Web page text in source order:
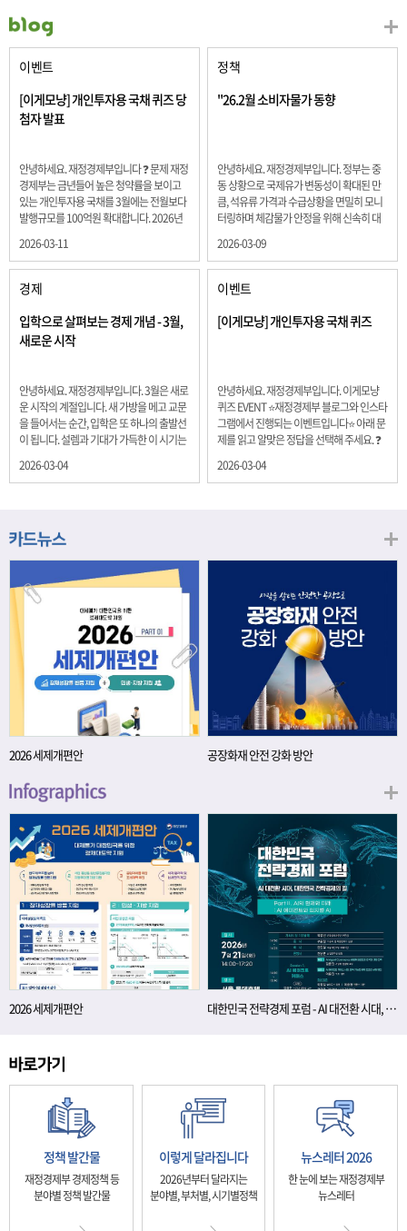
이벤트
[이게모냥] 개인투자용 국채 퀴즈 당
첨자 발표
안녕하세요. 재정경제부입니다 ❓ 문제 재정
경제부는 금년들어 높은 청약률을 보이고
있는 개인투자용 국채를 3월에는 전월보다
발행규모를 100억원 확대합니다. 2026년
5년물 600억원, 10년물 900억원, 20년물
300억원입니다. 그렇다면 3월 개인투자용
국채의 총 발행 예정 금액은 얼마일까요??
보기 ① 1,600억원 ② 1,700억원 ③ 1,800
억원 ④ 2,000억원 정답 : 1,800억원 참여해
주신 모든 분들 감사합니다! 당첨자분들에
게는 지난 이벤트 블로그 게시글에 비밀댓
전달드립니다.
2026-03-11
정책
"26.2월 소비자물가 동향
안녕하세요. 재정경제부입니다. 정부는 중
동 상황으로 국제유가 변동성이 확대된 만
큼, 석유류 가격과 수급상황을 면밀히 모니
터링하며 체감물가 안정을 위해 신속히 대
료품과 에너지를 제외하고 추세적 흐름을
보여주는 근원물가는 2.3% 상승 향후 지정
학적 요인, 기상여건 등 불확실성이 있는 만
큼, 정부는 체감물가 안정을 위해 총력을 다
할 계획입니다. 특히, 최근 중동 상황으로 국
제유가 변동성이 확대된 만큼, 석유류 가격･
다.
2026-03-09
경제
입학으로 살펴보는 경제 개념 - 3월,
새로운 시작
안녕하세요. 재정경제부입니다. 3월은 새로
운 시작의 계절입니다. 새 가방을 메고 교문
을 들어서는 순간, 입학은 또 하나의 출발선
이 됩니다. 설렘과 기대가 가득한 이 시기는
래를 준비하는 첫 걸음이기도 합니다. 입학
니다. 배움이 쌓이는 시간, 인적자본 학교에
가는 과정입니다. 수업을 통해 배우는 전공
지식, 친구들과의 협업, 다양한 활동 속에서
얻는 문제 해결 경험은 모두 개인의 역량으
로 축적됩니다. 경제학에서는 이.......
2026-03-04
이벤트
[이게모냥] 개인투자용 국채 퀴즈
안녕하세요. 재정경제부입니다. 이게모냥
퀴즈 EVENT ⭐재정경제부 블로그와 인스타
그램에서 진행되는 이벤트입니다⭐ 아래 문
제를 읽고 알맞은 정답을 선택해 주세요. ❓
을 보이고 있는 개인투자용 국채를 3월에는
20년물 300억원입니다. 그렇다면 3월 개인
1,800억원 ④ 2,000억원 이벤트 안내 응모
기간: 2026년 3월 4일(수) ~ 3월 9일(월) 경
품: 커피쿠폰 (60명) 참여.......
2026-03-04
2026 세제개편안 공장화재 안전 강화 방안
2026 세제개편안 대한민국 전략경제 포럼 - AI 대전환 시대, 대한민국 전략경제의 길
정책 발간물
재정경제부 경제정책 등
분야별 정책 발간물
이렇게 달라집니다
2026년부터 달라지는
분야별, 부처별, 시기별정책
뉴스레터 2026
한 눈에 보는 재정경제부
뉴스레터